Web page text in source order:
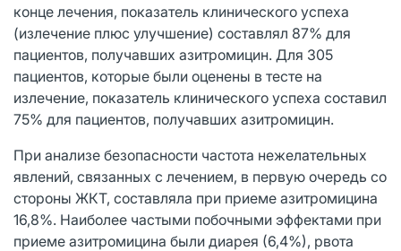
конце лечения, показатель клинического успеха
(излечение плюс улучшение) составлял 87% для
пациентов, получавших азитромицин. Для 305
пациентов, которые были оценены в тесте на
излечение, показатель клинического успеха составил
75% для пациентов, получавших азитромицин.
При анализе безопасности частота нежелательных
явлений, связанных с лечением, в первую очередь со
стороны ЖКТ, составляла при приеме азитромицина
16,8%. Наиболее частыми побочными эффектами при
приеме азитромицина были диарея (6,4%), рвота